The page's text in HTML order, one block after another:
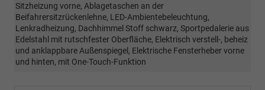
Sitzheizung vorne, Ablagetaschen an der
Beifahrersitzrückenlehne, LED-Ambientebeleuchtung,
Lenkradheizung, Dachhimmel Stoff schwarz, Sportpedalerie aus
Edelstahl mit rutschfester Oberfläche, Elektrisch verstell-, beheiz
und anklappbare Außenspiegel, Elektrische Fensterheber vorne
und hinten, mit One-Touch-Funktion